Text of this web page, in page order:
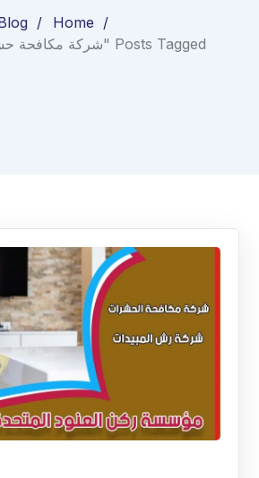
Home
Posts Tagged "شركة مكافحة حشرات بالرياض"